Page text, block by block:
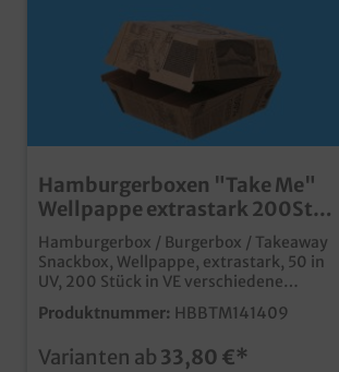
Hamburgerboxen "Take Me"
Wellpappe extrastark 200St.
versch. Größen
Hamburgerbox / Burgerbox / Takeaway
Snackbox, Wellpappe, extrastark, 50 in
UV, 200 Stück in VE verschiedene
Größen gemäß Auswahl, L >
11,5x11,5x9cm (Bodenmaß) 14,5x14,5cm
15,2x15,2cm (Öffnung) 📦 Hohe
Produktnummer: HBBTM141409
Varianten ab 33,80 €*